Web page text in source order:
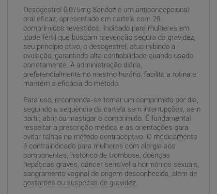
Desogestrel 0,075mg Sandoz é um anticoncepcional
oral eficaz, apresentado em cartela com 28
comprimidos revestidos. Indicado para mulheres em
idade fértil que buscam prevenção segura da gravidez,
seu princípio ativo, o desogestrel, atua inibindo a
ovulação, garantindo alta confiabilidade quando usado
corretamente. A administração diária,
preferencialmente no mesmo horário, facilita a rotina e
mantém a eficácia do método.
Para uso, recomenda-se tomar um comprimido por dia,
seguindo a sequência da cartela sem interrupções, sem
partir, abrir ou mastigar o comprimido. É fundamental
respeitar a prescrição médica e as orientações para
evitar falhas no método contraceptivo. O medicamento
é contraindicado para mulheres com alergia aos
componentes, histórico de trombose, doenças
hepáticas graves, câncer sensível a hormônios sexuais,
sangramento vaginal de origem desconhecida, além de
gestantes ou suspeitas de gravidez.